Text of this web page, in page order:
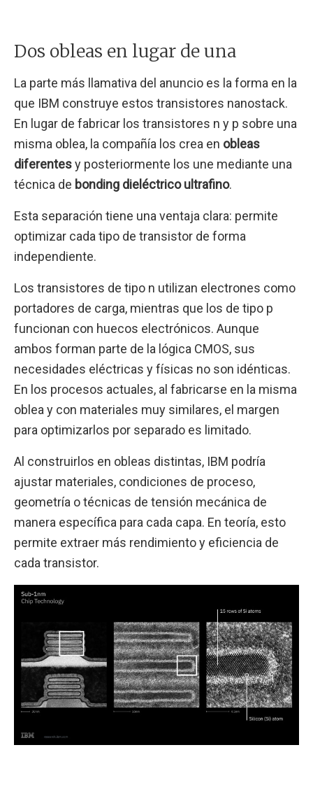
Dos obleas en lugar de una
La parte más llamativa del anuncio es la forma en la
que IBM construye estos transistores nanostack.
En lugar de fabricar los transistores n y p sobre una
misma oblea, la compañía los crea en obleas
diferentesy posteriormente los une mediante una
técnica de bonding dieléctrico ultrafino.
Esta separación tiene una ventaja clara: permite
optimizar cada tipo de transistor de forma
independiente.
Los transistores de tipo n utilizan electrones como
portadores de carga, mientras que los de tipo p
funcionan con huecos electrónicos. Aunque
ambos forman parte de la lógica CMOS, sus
necesidades eléctricas y físicas no son idénticas.
En los procesos actuales, al fabricarse en la misma
oblea y con materiales muy similares, el margen
para optimizarlos por separado es limitado.
Al construirlos en obleas distintas, IBM podría
ajustar materiales, condiciones de proceso,
geometría o técnicas de tensión mecánica de
manera específica para cada capa. En teoría, esto
permite extraer más rendimiento y eficiencia de
cada transistor.